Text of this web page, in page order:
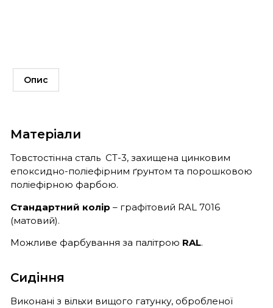
Опис
Матеріали
Товстостінна сталь СТ-3, захищена цинковим
епоксидно-поліефірним ґрунтом та порошковою
поліефірною фарбою.
Стандартний колір – графітовий RAL 7016
(матовий).
Можливе фарбування за палітрою RAL.
Сидіння
Виконані з вільхи вищого гатунку, обробленої